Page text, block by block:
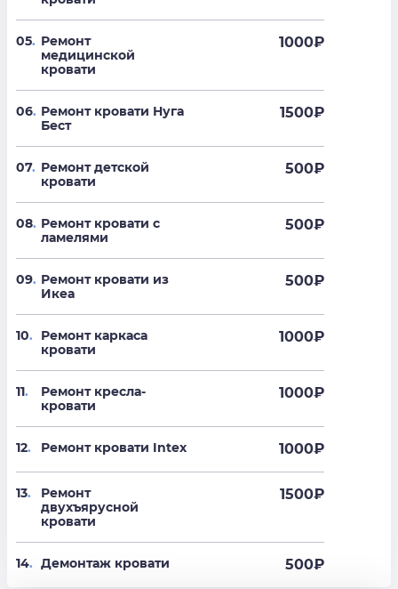
05. Ремонт
медицинской
кровати
1000₽
06. Ремонт кровати Нуга
Бест
1500₽
07. Ремонт детской
кровати
500₽
08. Ремонт кровати с
ламелями
500₽
09. Ремонт кровати из
Икеа
500₽
10.
Ремонт каркаса
кровати
1000₽
11.
Ремонт кресла-
кровати
1000₽
12. Ремонт кровати Intex 1000₽
13.
Ремонт
двухъярусной
кровати
1500₽
14. Демонтаж кровати 500₽